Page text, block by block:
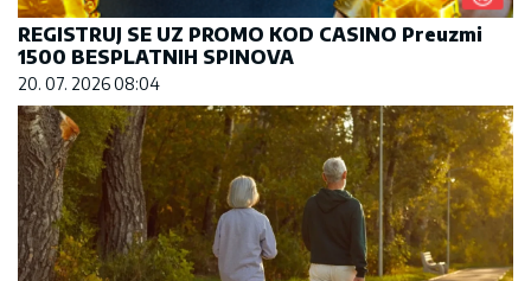
REGISTRUJ SE UZ PROMO KOD CASINO Preuzmi
1500 BESPLATNIH SPINOVA
20. 07. 2026 08:04